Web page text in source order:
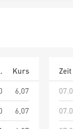
Kurs
6,07
6,07
Zeit